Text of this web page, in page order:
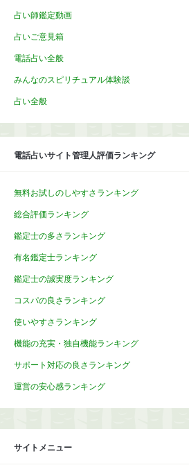
占い師鑑定動画
占いご意見箱
電話占い全般
みんなのスピリチュアル体験談
占い全般
電話占いサイト管理人評価ランキング
無料お試しのしやすさランキング
総合評価ランキング
鑑定士の多さランキング
有名鑑定士ランキング
鑑定士の誠実度ランキング
コスパの良さランキング
使いやすさランキング
機能の充実・独自機能ランキング
サポート対応の良さランキング
運営の安心感ランキング
サイトメニュー